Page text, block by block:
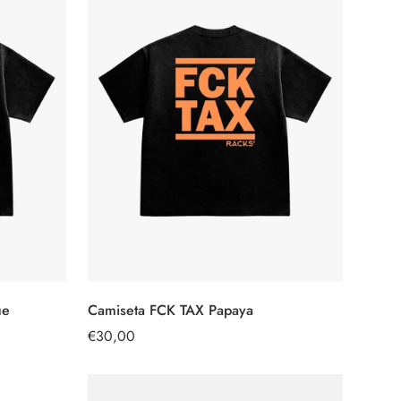
SELECCIONAR
Camiseta FCK TAX Papaya
Precio
€30,00